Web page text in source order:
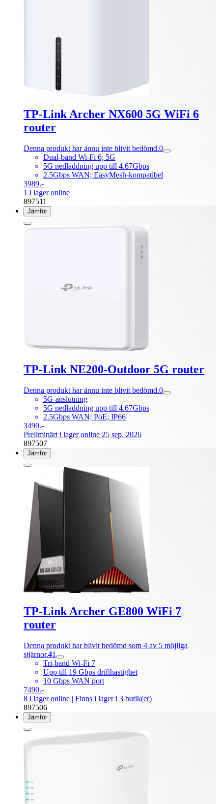
TP-Link Archer NX600 5G WiFi 6
router
Denna produkt har ännu inte blivit bedömd.0
Dual-band Wi-Fi 6; 5G
5G nedladdning upp till 4.67Gbps
2.5Gbps WAN; EasyMesh-kompatibel
3989.-
1 i lager online
897511
Jämför
TP-Link NE200-Outdoor 5G router
Denna produkt har ännu inte blivit bedömd.0
5G-anslutning
5G nedladdning upp till 4.67Gbps
2.5Gbps WAN; PoE; IP66
3490.-
Preliminärt i lager online 25 sep. 2026
897507
Jämför
TP-Link Archer GE800 WiFi 7
router
Denna produkt har blivit bedömd som 4 av 5 möjliga
stjärnor.41
Tri-band Wi-Fi 7
Upp till 19 Gbps drifthastighet
10 Gbps WAN port
7490.-
8 i lager online | Finns i lager i 3 butik(er)
897506
Jämför